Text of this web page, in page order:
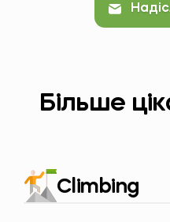
Більше
Climbing